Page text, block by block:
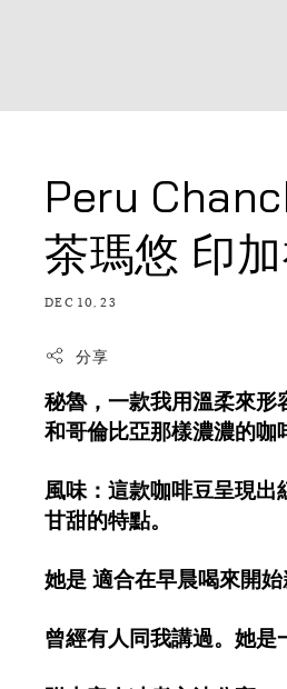
Peru
茶瑪悠 印
DEC 10, 23
分享
秘魯，一款我用溫柔來形
和哥倫比亞那樣濃濃的咖
風味：這款咖啡豆呈現
甘甜的特點。
她是 適合在早晨喝來開
曾經有人同我講過。她是